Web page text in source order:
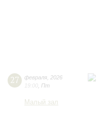
27 февраля 2026
19:00 Пт
Малый зал